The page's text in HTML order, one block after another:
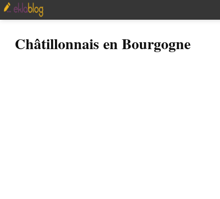
Châtillonnais en Bourgogne